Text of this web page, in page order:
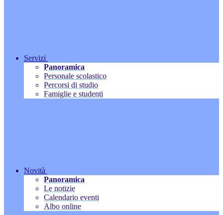
Servizi
Panoramica
Personale scolastico
Percorsi di studio
Famiglie e studenti
Novità
Panoramica
Le notizie
Calendario eventi
Albo online